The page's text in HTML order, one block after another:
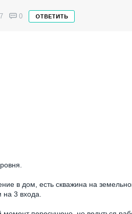
0 ОТВЕТИТЬ
в дом, есть скважина на
3 входа.